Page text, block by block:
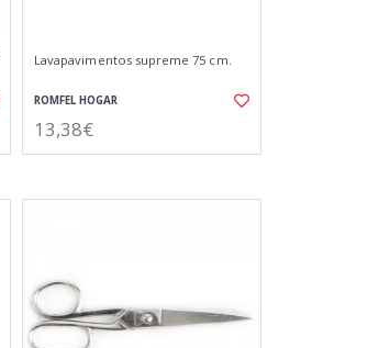
Lavapavimentos supreme 75 cm.
ROMFEL HOGAR
13,38€